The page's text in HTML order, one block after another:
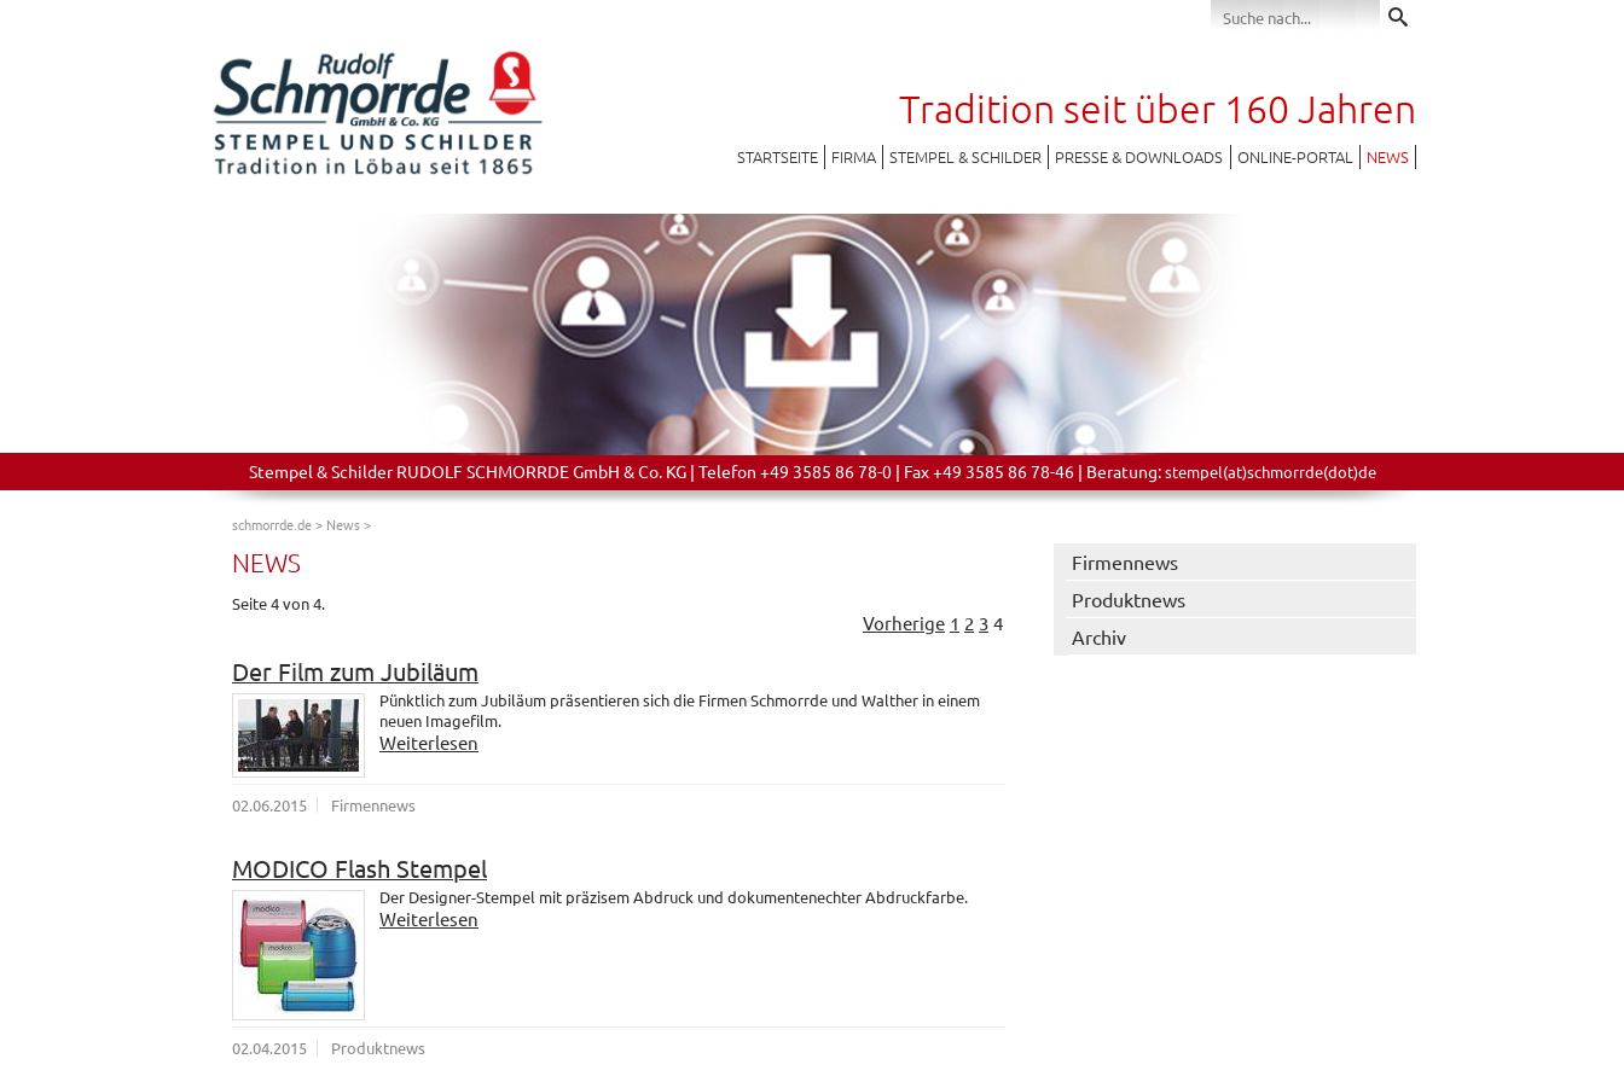
Tradition seit über 160 Jahren
STARTSEITE FIRMA STEMPEL & SCHILDER PRESSE & DOWNLOADS ONLINE-PORTAL NEWS
Stempel & Schilder RUDOLF SCHMORRDE GmbH & Co. KG | Telefon +49 3585 86 78-0 | Fax +49 3585 86 78-46 | Beratung:stempel(at)schmorrde(dot)de
schmorrde.de> News>
NEWS
Seite 4 von 4.
Vorherige 1 2 3 4
Der Film zum Jubiläum
Pünktlich zum Jubiläum präsentieren sich die Firmen Schmorrde und Walther in einem
neuen Imagefilm.
Weiterlesen
02.06.2015 Firmennews
MODICO Flash Stempel
Der Designer-Stempel mit präzisem Abdruck und dokumentenechter Abdruckfarbe.
Weiterlesen
02.04.2015 Produktnews
Firmennews
Produktnews
Archiv